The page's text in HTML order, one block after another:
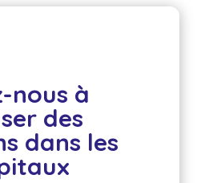
nous à
des
dans les